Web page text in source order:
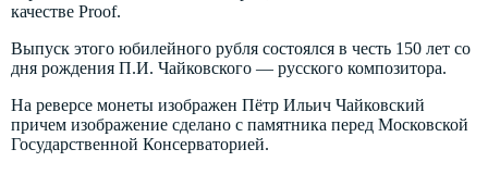
качестве Proof.
Выпуск этого юбилейного рубля состоялся в честь 150 лет со
дня рождения П.И. Чайковского — русского композитора.
На реверсе монеты изображен Пётр Ильич Чайковский
причем изображение сделано с памятника перед Московской
Государственной Консерваторией.